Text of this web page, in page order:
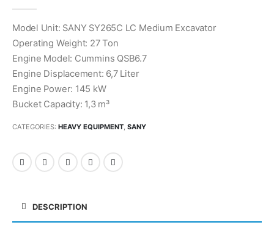
Model Unit: SANY SY265C LC Medium Excavator
Operating Weight: 27 Ton
Engine Model: Cummins QSB6.7
Engine Displacement: 6,7 Liter
Engine Power: 145 kW
Bucket Capacity: 1,3 m³
CATEGORIES: HEAVY EQUIPMENT SANY
DESCRIPTION